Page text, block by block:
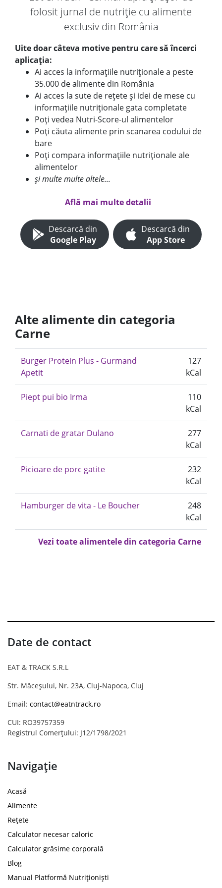
folosit jurnal de nutriție cu alimente
exclusiv din România
Uite doar câteva motive pentru care să încerci
aplicația:
Ai acces la informațiile nutriționale a peste
35.000 de alimente din România
Ai acces la sute de rețete și idei de mese cu
informațiile nutriționale gata completate
Poți vedea Nutri-Score-ul alimentelor
Poți căuta alimente prin scanarea codului de
bare
Poți compara informațiile nutriționale ale
alimentelor
și multe multe altele...
Află mai multe detalii
Descarcă din
Google Play
Descarcă din
App Store
Alte alimente din categoria
Carne
Burger Protein Plus - Gurmand
Apetit
127
kCal
Piept pui bio Irma
110
kCal
Carnati de gratar Dulano
277
kCal
Picioare de porc gatite
232
kCal
Hamburger de vita - Le Boucher
248
kCal
Vezi toate alimentele din categoria Carne
Date de contact
EAT & TRACK S.R.L
Str. Măceșului, Nr. 23A, Cluj-Napoca, Cluj
Email: contact@eatntrack.ro
CUI: RO39757359
Registrul Comerțului: J12/1798/2021
Navigație
Acasă
Alimente
Rețete
Calculator necesar caloric
Calculator grăsime corporală
Blog
Manual Platformă Nutriționiști